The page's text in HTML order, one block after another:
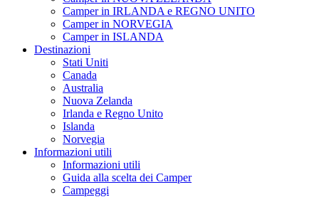
Camper in IRLANDA e REGNO UNITO
Camper in NORVEGIA
Camper in ISLANDA
Destinazioni
Stati Uniti
Canada
Australia
Nuova Zelanda
Irlanda e Regno Unito
Islanda
Norvegia
Informazioni utili
Informazioni utili
Guida alla scelta dei Camper
Campeggi